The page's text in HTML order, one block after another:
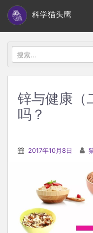
i
科学猫头鹰
搜
索：
锌与健康（
吗？
2017年10月8日